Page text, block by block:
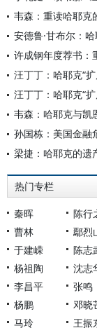
韦森：重读哈耶克
安德鲁·甘布尔：
许成钢年度荐书：
汪丁丁：哈耶克“
汪丁丁：哈耶克“
孙国栋：美国金融
梁捷：哈耶克的遗
热门专栏
秦晖 陈行
曹林
鄢烈
于建嵘
陈志
杨祖陶
沈志
李昌平
张鸣
杨鹏
邓晓
马玲
王振